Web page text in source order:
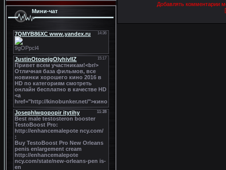
Мини-чат
Добавлять комментарии